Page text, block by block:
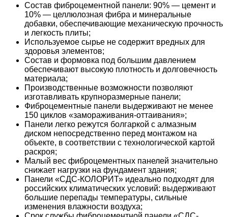
Состав фиброцементной панели: 90% — цемент и
10% — целлюлозная фибра и минеральные
добавки, обеспечивающие механическую прочность
и легкость плиты;
Используемое сырье не содержит вредных для
здоровья элементов;
Состав и формовка под большим давлением
обеспечивают высокую плотность и долговечность
материала;
Производственные возможности позволяют
изготавливать крупноразмерные панели;
Фиброцементные панели выдерживают не менее
150 циклов «замораживания-оттаивания»;
Панели легко режутся болгаркой с алмазным
диском непосредственно перед монтажом на
объекте, в соответствии с технологической картой
раскроя;
Малый вес фиброцементных панелей значительно
снижает нагрузки на фундамент здания;
Панели «СДС-КОЛОРИТ» идеально подходят для
российских климатических условий: выдерживают
большие перепады температуры, сильные
изменения влажности воздуха;